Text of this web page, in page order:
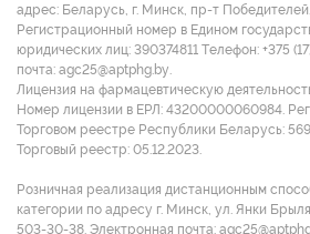
адрес: Беларусь, г. Минск, пр-т
Регистрационный номер в Едином
юридических лиц: 390374811 Tелефон: +375
почта: agc25@aptphg.by.
Лицензия на фармацевтическую
Номер лицензии в ЕРЛ: 43200000060984.
Торговом реестре Республики Беларусь:
Торговый реестр: 05.12.2023.
Розничная реализация дистанционным
категории по адресу г. Минск, ул. Янки
503-30-38. Электронная почта: